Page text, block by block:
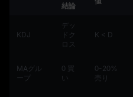
結論
KDJ
デッ
ドク
ロス
K < D
MAグル
ープ
0 買
い
0-20%
売り